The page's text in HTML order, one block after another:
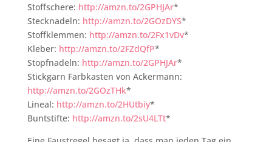
Stoffschere: http://amzn.to/2GPHJAr*
Stecknadeln: http://amzn.to/2GOzDYS*
Stoffklemmen: http://amzn.to/2Fx1vDv*
Kleber: http://amzn.to/2FZdQfP*
Stopfnadeln: http://amzn.to/2GPHJAr*
Stickgarn Farbkasten von Ackermann:
http://amzn.to/2GOzTHk*
Lineal: http://amzn.to/2HUtbiy*
Buntstifte: http://amzn.to/2sU4LTt*